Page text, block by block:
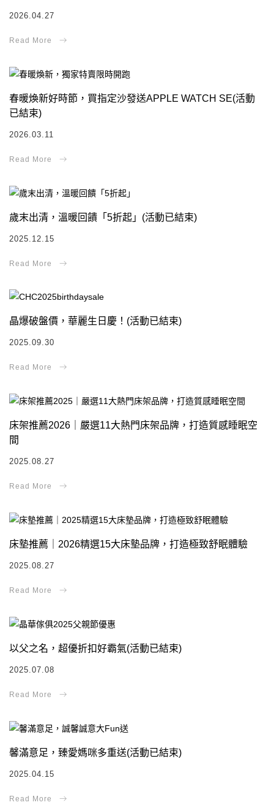
2026.04.27
春暖煥新好時節，買指定沙發送APPLE WATCH SE(活動
已結束)
2026.03.11
歲末出清，溫暖回饋「5折起」(活動已結束)
2025.12.15
晶爆破盤價，華麗生日慶！(活動已結束)
2025.09.30
床架推薦2026｜嚴選11大熱門床架品牌，打造質感睡眠空
間
2025.08.27
床墊推薦｜2026精選15大床墊品牌，打造極致舒眠體驗
2025.08.27
以父之名，超優折扣好霸氣(活動已結束)
2025.07.08
馨滿意足，臻愛媽咪多重送(活動已結束)
2025.04.15